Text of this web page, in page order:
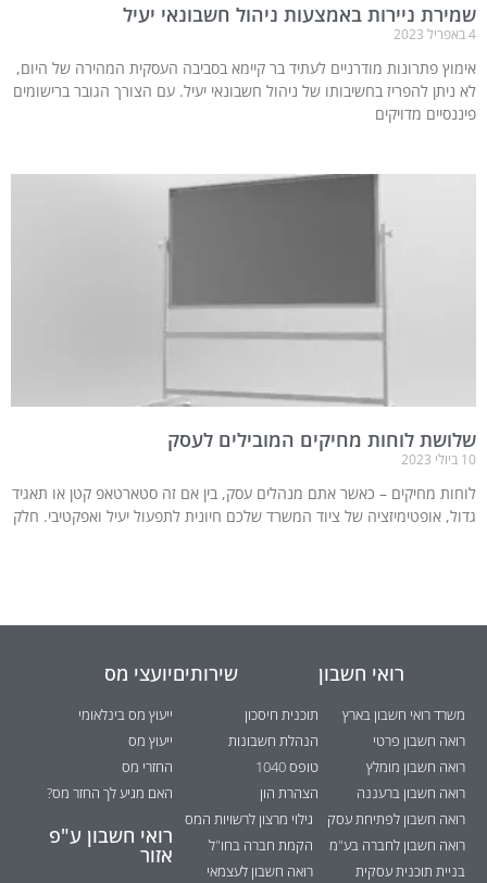
שמירת ניירות באמצעות ניהול חשבונאי יעיל
4 באפריל 2023
אימוץ פתרונות מודרניים לעתיד בר קיימא בסביבה העסקית המהירה של היום,
לא ניתן להפריז בחשיבותו של ניהול חשבונאי יעיל. עם הצורך הגובר ברישומים
פיננסיים מדויקים
שלושת לוחות מחיקים המובילים לעסק
10 ביולי 2023
לוחות מחיקים – כאשר אתם מנהלים עסק, בין אם זה סטארטאפ קטן או תאגיד
גדול, אופטימיזציה של ציוד המשרד שלכם חיונית לתפעול יעיל ואפקטיבי. חלק
רואי חשבון
משרד רואי חשבון בארץ
רואה חשבון פרטי
רואה חשבון מומלץ
רואה חשבון ברעננה
רואה חשבון לפתיחת עסק
רואה חשבון לחברה בע"מ
בניית תוכנית עסקית
שירותים
תוכנית חיסכון
הנהלת חשבונות
טופס 1040
הצהרת הון
גילוי מרצון לרשויות המס
הקמת חברה בחו"ל
רואה חשבון לעצמאי
יועצי מס
ייעוץ מס בינלאומי
ייעוץ מס
החזרי מס
האם מגיע לך החזר מס?
רואי חשבון ע"פ
אזור